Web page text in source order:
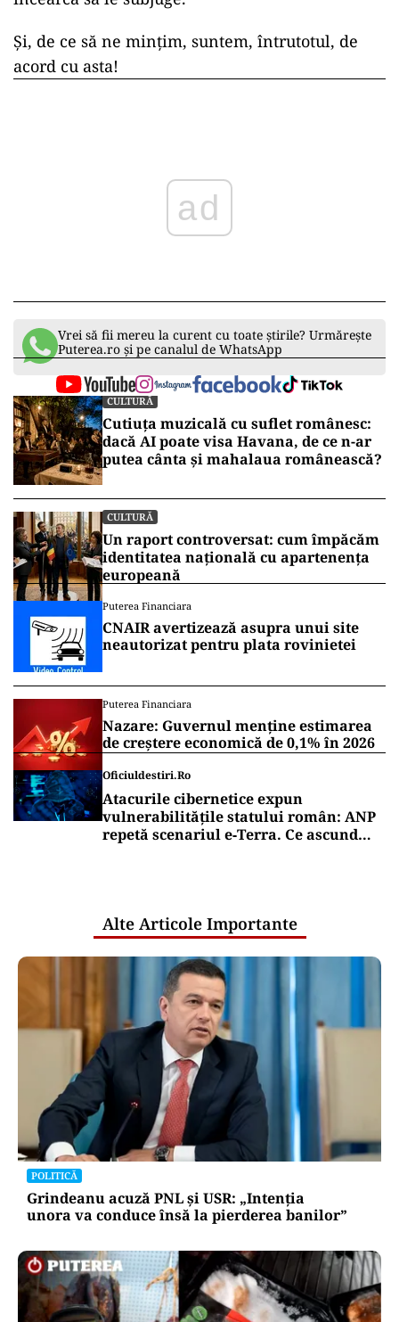
Și, de ce să ne mințim, suntem, întrutotul, de
acord cu asta!
ad
Vrei să fii mereu la curent cu toate știrile? Urmărește
Puterea.ro și pe canalul de WhatsApp
CULTURĂ
Cutiuța muzicală cu suflet românesc:
dacă AI poate visa Havana, de ce n-ar
putea cânta și mahalaua românească?
CULTURĂ
Un raport controversat: cum împăcăm
identitatea națională cu apartenența
europeană
Puterea Financiara
CNAIR avertizează asupra unui site
neautorizat pentru plata rovinietei
Puterea Financiara
Nazare: Guvernul menține estimarea
de creștere economică de 0,1% în 2026
Oficiuldestiri.ro
Atacurile cibernetice expun
vulnerabilitățile statului român: ANP
repetă scenariul e‑Terra. Ce ascund
Alte Articole Importante
POLITICĂ
Grindeanu acuză PNL și USR: „Intenția
unora va conduce însă la pierderea banilor”